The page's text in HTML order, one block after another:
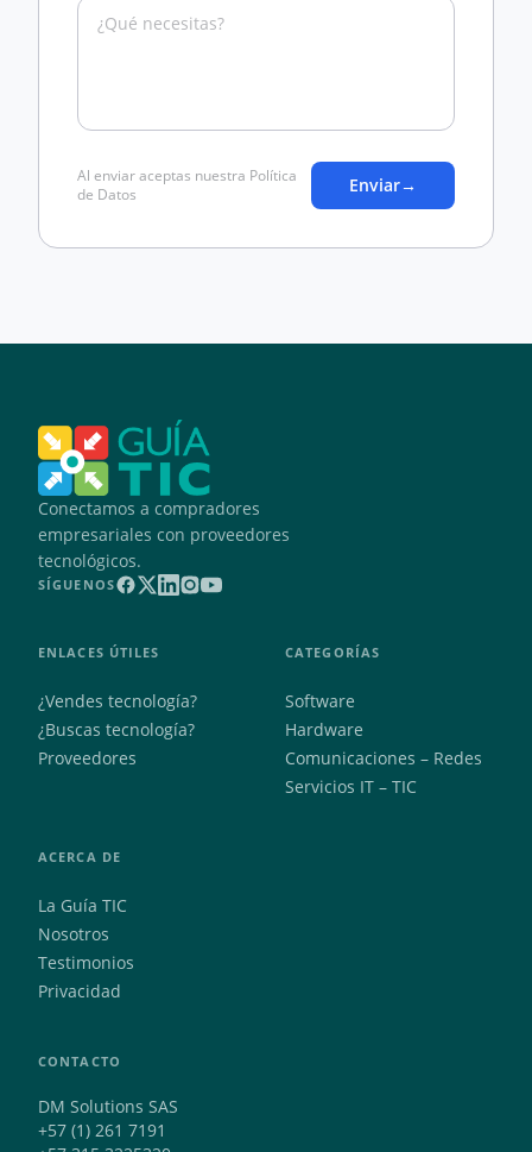
Al enviar aceptas nuestra Política
de Datos
Enviar→
Conectamos a compradores
empresariales con proveedores
tecnológicos.
SÍGUENOS
ENLACES ÚTILES
¿Vendes tecnología?
¿Buscas tecnología?
Proveedores
CATEGORÍAS
Software
Hardware
Comunicaciones – Redes
Servicios IT – TIC
ACERCA DE
La Guía TIC
Nosotros
Testimonios
Privacidad
CONTACTO
DM Solutions SAS
+57 (1) 261 7191